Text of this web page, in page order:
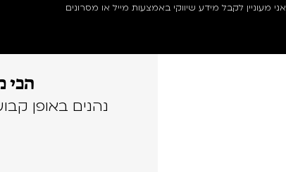
אני מעוניין לקבל מידע שיווקי באמצעות מייל או מסרונים
הכי
נהנים באופן